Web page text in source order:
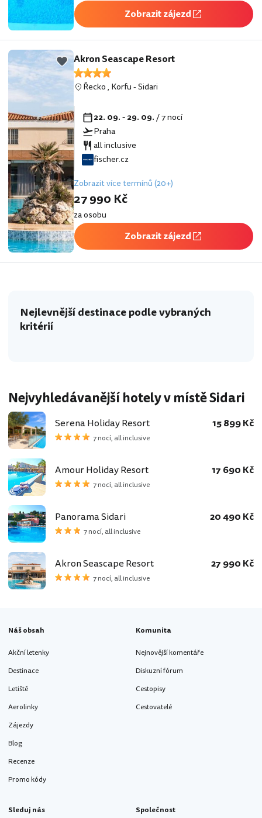
Zobrazit zájezd
Akron Seascape Resort
Řecko, Korfu-Sidari
22. 09. - 29. 09./ 7 nocí
Praha
all inclusive
fischer.cz
Zobrazit více termínů (20+)
27 990 Kč
za osobu
Zobrazit zájezd
Nejlevnější destinace podle vybraných
kritérií
Nejvyhledávanější hotely v místě Sidari
Serena Holiday Resort
7 nocí, all inclusive
15 899 Kč
Amour Holiday Resort
7 nocí, all inclusive
17 690 Kč
Panorama Sidari
7 nocí, all inclusive
20 490 Kč
Akron Seascape Resort
7 nocí, all inclusive
27 990 Kč
Náš obsah
Akční letenky
Destinace
Letiště
Aerolinky
Zájezdy
Blog
Recenze
Promo kódy
Komunita
Nejnovější komentáře
Diskuzní fórum
Cestopisy
Cestovatelé
Sleduj nás Společnost